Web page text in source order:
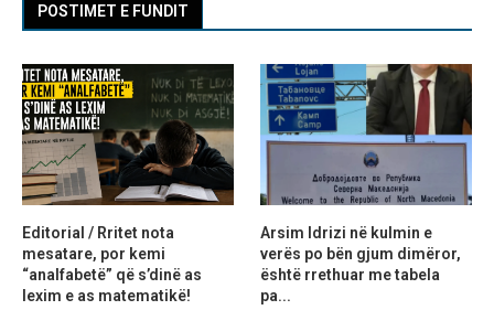
POSTIMET E FUNDIT
Editorial / Rritet nota
mesatare, por kemi
“analfabetë” që s’dinë as
lexim e as matematikë!
Arsim Idrizi në kulmin e
verës po bën gjum dimëror,
është rrethuar me tabela
pa...